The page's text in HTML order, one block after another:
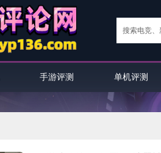
手游评测 单机评测